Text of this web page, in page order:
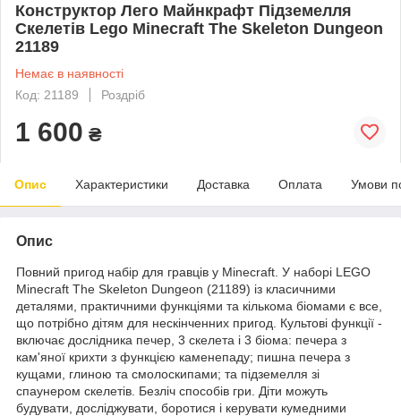
Конструктор Лего Майнкрафт Підземелля
Скелетів Lego Minecraft The Skeleton Dungeon
21189
Немає в наявності
Код: 21189
Роздріб
1 600 ₴
Опис Характеристики Доставка Оплата Умови
Опис
Повний пригод набір для гравців у Minecraft. У наборі LEGO
Minecraft The Skeleton Dungeon (21189) із класичними
деталями, практичними функціями та кількома біомами є все,
що потрібно дітям для нескінченних пригод. Культові функції -
включає дослідника печер, 3 скелета і 3 біома: печера з
кам'яної крихти з функцією каменепаду; пишна печера з
кущами, глиною та смолоскипами; та підземелля зі
спаунером скелетів. Безліч способів гри. Діти можуть
будувати, досліджувати, боротися і керувати кумедними